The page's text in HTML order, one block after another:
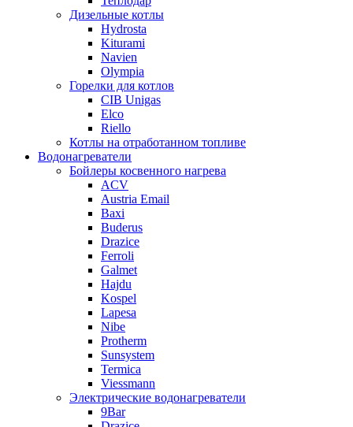
Дизельные котлы
Hydrosta
Kiturami
Navien
Olympia
Горелки для котлов
CIB Unigas
Elco
Riello
Котлы на отработанном топливе
Водонагреватели
Бойлеры косвенного нагрева
ACV
Austria Email
Baxi
Buderus
Drazice
Ferroli
Galmet
Hajdu
Kospel
Lapesa
Nibe
Protherm
Sunsystem
Termica
Viessmann
Электрические водонагреватели
9Bar